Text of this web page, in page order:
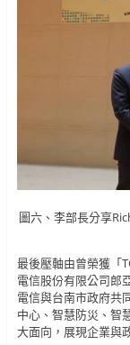
圖六、李部長分享
最後壓軸由曾榮獲「
電信股份有限公司郎
電信與台南市政府共
中心、智慧防災、智
大面向，展現企業與